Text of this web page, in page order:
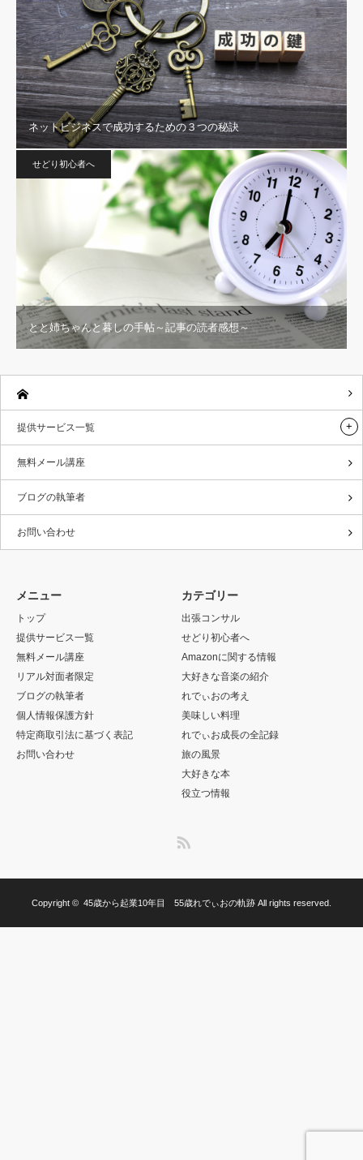
ネットビジネスで成功するための３つの秘訣
せどり初心者へ
とと姉ちゃんと暮しの手帖～記事の読者感想～
提供サービス一覧
無料メール講座
ブログの執筆者
お問い合わせ
メニュー
トップ
提供サービス一覧
無料メール講座
リアル対面者限定
ブログの執筆者
個人情報保護方針
特定商取引法に基づく表記
お問い合わせ
カテゴリー
出張コンサル
せどり初心者へ
Amazonに関する情報
大好きな音楽の紹介
れでぃおの考え
美味しい料理
れでぃお成長の全記録
旅の風景
大好きな本
役立つ情報
Copyright © 45歳から起業10年目 55歳れでぃおの軌跡 All rights reserved.